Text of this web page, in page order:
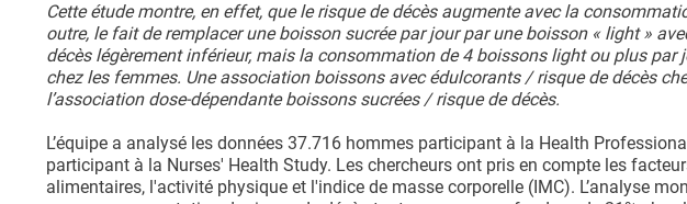
Cette étude montre, en effet, que le risque de décès augmente avec la
outre, le fait de remplacer une boisson sucrée par jour par une boisson « light »
décès légèrement inférieur, mais la consommation de 4 boissons light ou plus par
chez les femmes. Une association boissons avec édulcorants / risque de décès
l’association dose-dépendante boissons sucrées / risque de décès.
L’équipe a analysé les données 37.716 hommes participant à la Health
participant à la Nurses' Health Study. Les chercheurs ont pris en compte les
alimentaires, l'activité physique et l'indice de masse corporelle (IMC). L’analyse